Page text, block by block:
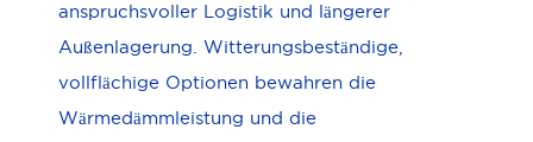
anspruchsvoller Logistik und längerer
Außenlagerung. Witterungsbeständige,
vollflächige Optionen bewahren die
Wärmedämmleistung und die